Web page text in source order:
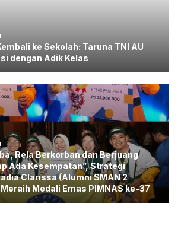
ke Sekolah: Taruna TNI AU
dengan Adik Kelas
Rela Berkorban dan Berjuang
Ada Kesempatan”, Strategi
Clarissa (Alumni SMAN 2
Medali Emas PIMNAS ke-37